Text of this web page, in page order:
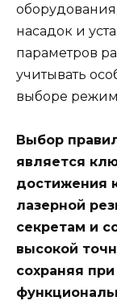
насадок и
параметров
учитывать
выборе
Выбор
является
достижения
лазерной
секретам и
высокой
сохраняя